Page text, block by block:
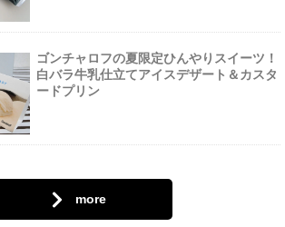
ゴンチャロフの夏限定ひんやりスイーツ！
白バラ牛乳仕立てアイスデザート＆カスタ
ードプリン
more